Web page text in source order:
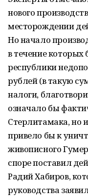
нового
месторождении
Но начало
в течение
республики
рублей (в такую
налоги,
означало бы
Стерлитамака, но
привело бы к
живописного
споре поставил
Радий Хабиров,
руководства